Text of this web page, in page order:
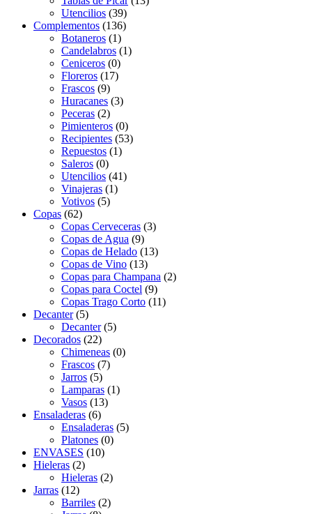
Utencilios (39)
Complementos (136)
Botaneros (1)
Candelabros (1)
Ceniceros (0)
Floreros (17)
Frascos (9)
Huracanes (3)
Peceras (2)
Pimienteros (0)
Recipientes (53)
Repuestos (1)
Saleros (0)
Utencilios (41)
Vinajeras (1)
Votivos (5)
Copas (62)
Copas Cerveceras (3)
Copas de Agua (9)
Copas de Helado (13)
Copas de Vino (13)
Copas para Champana (2)
Copas para Coctel (9)
Copas Trago Corto (11)
Decanter (5)
Decanter (5)
Decorados (22)
Chimeneas (0)
Frascos (7)
Jarros (5)
Lamparas (1)
Vasos (13)
Ensaladeras (6)
Ensaladeras (5)
Platones (0)
ENVASES (10)
Hieleras (2)
Hieleras (2)
Jarras (12)
Barriles (2)